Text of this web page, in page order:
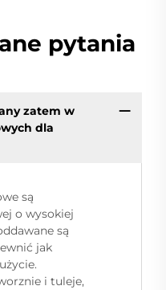
pytania
zatem w
dla
są
o wysokiej
są
jak
i tuleje,